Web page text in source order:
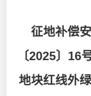
征地补偿
〔2025〕16
地块红线外